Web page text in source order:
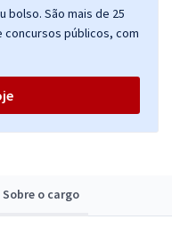
Sobre o cargo
bolso. São mais de 25
concursos públicos, com